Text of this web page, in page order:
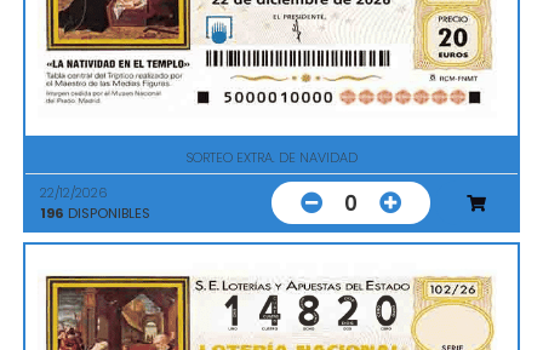
SORTEO EXTRA. DE NAVIDAD
22/12/2026
196 DISPONIBLES 0